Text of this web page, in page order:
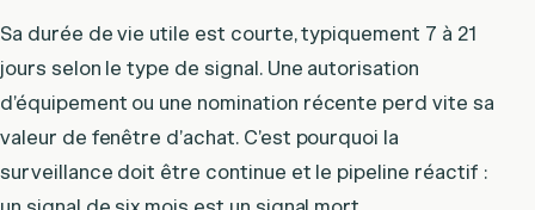
Sa durée de vie utile est courte, typiquement 7 à 21
jours selon le type de signal. Une autorisation
d’équipement ou une nomination récente perd vite sa
valeur de fenêtre d’achat. C’est pourquoi la
surveillance doit être continue et le pipeline réactif :